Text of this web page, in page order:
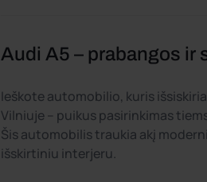
Audi A5 – prabangos ir
Ieškote automobilio, kuris
Vilniuje – puikus pasirinkimas
Šis automobilis traukia akį
išskirtiniu interjeru.